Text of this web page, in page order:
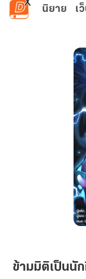
ข้ามไปยังเนื้อหาหลัก
นิยาย เ
เป็
ข้ามมิติเป็นนั